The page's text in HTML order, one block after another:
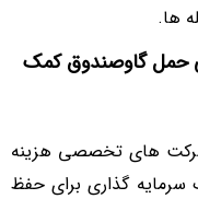
ها.
حمل گاوصندوق کمک
شرکت های تخصصی هزینه
سرمایه گذاری برای حفظ